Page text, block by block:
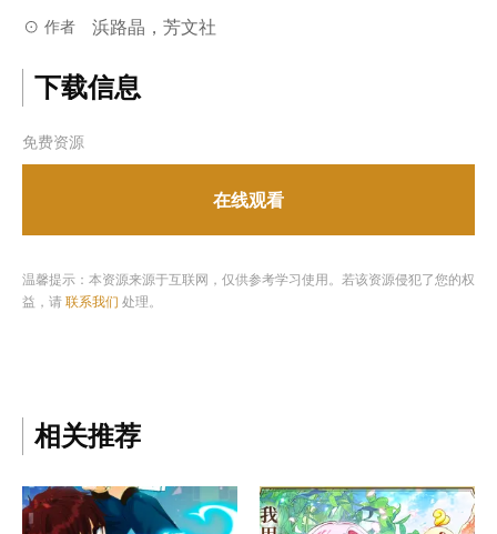
作者 浜路晶，芳文社
下载信息
免费资源
在线观看
温馨提示：本资源来源于互联网，仅供参考学习使用。若该资源侵犯了您的权
益，请 联系我们 处理。
相关推荐